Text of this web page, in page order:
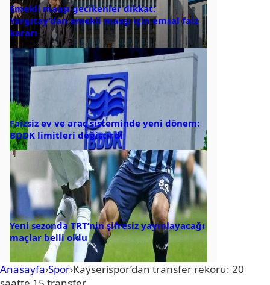
Emekli maaşı gecikenler dikkat:
Yargıtay’dan emekli maaşı için emsal faiz
kararı
Faizsiz ev ve araç sisteminde yeni dönem:
BDDK limitleri değiştirdi
Yeni sezonda TRT’nin şifresiz yayınlayacağı
maçlar belli oldu
Anasayfa›Spor›Kayserispor’dan transfer rekoru: 20